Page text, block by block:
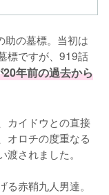
助の墓標。当初は
標ですが、919話
年前の過去から
カイドウとの直接
オロチの度重なる
されました。
赤鞘九人男達。